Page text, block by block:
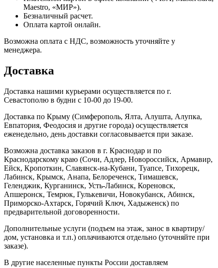
Maestro, «МИР»).
Безналичный расчет.
Оплата картой онлайн.
Возможна оплата с НДС, возможность уточняйте у
менеджера.
Доставка
Доставка нашими курьерами осуществляется по г.
Севастополю в будни с 10-00 до 19-00.
Доставка по Крыму (Симферополь, Ялта, Алушта, Алупка,
Евпатория, Феодосия и другие города) осуществляется
еженедельно, день доставки согласовывается при заказе.
Возможна доставка заказов в г. Краснодар и по
Краснодарскому краю (Сочи, Адлер, Новороссийск, Армавир,
Ейск, Кропоткин, Славянск-на-Кубани, Туапсе, Тихорецк,
Лабинск, Крымск, Анапа, Белореченск, Тимашевск,
Геленджик, Курганинск, Усть-Лабинск, Кореновск,
Апшеронск, Темрюк, Гулькевичи, Новокубанск, Абинск,
Приморско-Ахтарск, Горячий Ключ, Хадыженск) по
предварительной договоренности.
Дополнительные услуги (подъем на этаж, занос в квартиру/
дом, установка и т.п.) оплачиваются отдельно (уточняйте при
заказе).
В другие населенные пункты России доставляем